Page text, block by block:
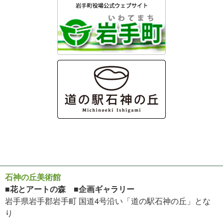
石神の丘美術館
■花とアートの森 ■企画ギャラリー
岩手県岩手郡岩手町 国道4号沿い「道の駅石神の丘」とな
り